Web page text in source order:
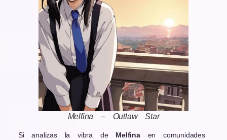
Melfina – Outlaw Star
Si analizas la vibra de Melfinaen comunidades